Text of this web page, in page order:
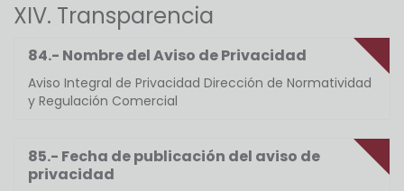
XIV. Transparencia
84.- Nombre del Aviso de Privacidad
Aviso Integral de Privacidad Dirección de Normatividad
y Regulación Comercial
85.- Fecha de publicación del aviso de
privacidad